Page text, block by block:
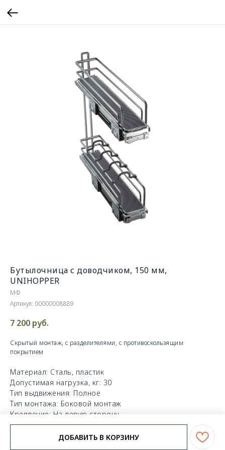
Бутылочница с доводчиком, 150 мм,
UNIHOPPER
МФ
Артикул: 00000008889
7 200 руб.
ДОБАВИТЬ В КОРЗИНУ
Скрытый монтаж, с разделителями, с противоскользящим
покрытием
Материал: Сталь, пластик
Допустимая нагрузка, кг: 30
Тип выдвижения: Полное
Тип монтажа: Боковой монтаж
Крепление: На левую сторону
ДxШxВ: 465x110x510 мм